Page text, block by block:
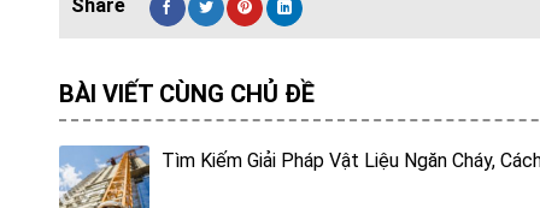
BÀI VIẾT CÙNG CHỦ ĐỀ
Tìm Kiếm Giải Pháp Vật Liệu Ngăn Cháy,